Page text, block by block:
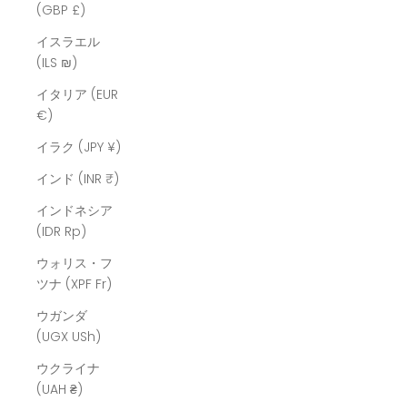
(GBP £)
イスラエル
(ILS ₪)
イタリア (EUR
€)
イラク (JPY ¥)
インド (INR ₹)
インドネシア
(IDR Rp)
ウォリス・フ
ツナ (XPF Fr)
ウガンダ
(UGX USh)
ウクライナ
(UAH ₴)